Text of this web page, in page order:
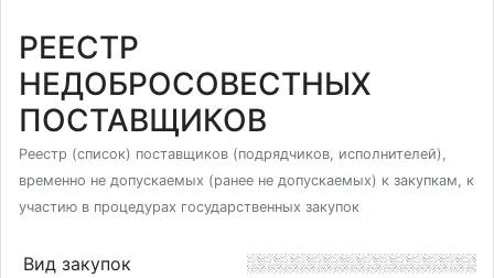
РЕЕСТР
НЕДОБРОСОВЕСТНЫХ
ПОСТАВЩИКОВ
Реестр (список) поставщиков (подрядчиков, исполнителей),
временно не допускаемых (ранее не допускаемых) к закупкам, к
участию в процедурах государственных закупок
Вид закупок